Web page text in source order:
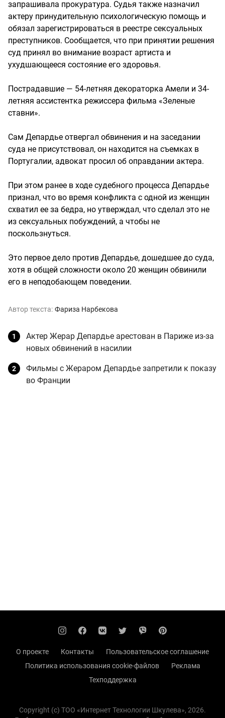
запрашивала прокуратура. Судья также назначил
актеру принудительную психологическую помощь и
обязал зарегистрироваться в реестре сексуальных
преступников. Сообщается, что при принятии решения
суд принял во внимание возраст артиста и
ухудшающееся состояние его здоровья.
Пострадавшие — 54-летняя декораторка Амели и 34-
летняя ассистентка режиссера фильма «Зеленые
ставни».
Сам Депардье отвергал обвинения и на заседании
суда не присутствовал, он находится на съемках в
Португалии, адвокат просил об оправдании актера.
При этом ранее в ходе судебного процесса Депардье
признал, что во время конфликта с одной из женщин
схватил ее за бедра, но утверждал, что сделал это не
из сексуальных побуждений, а чтобы не
поскользнуться.
Это первое дело против Депардье, дошедшее до суда,
хотя в общей сложности около 20 женщин обвинили
его в неподобающем поведении.
Автор текста: Фариза Нарбекова
Актер Жерар Депардье арестован в Париже из-за
новых обвинений в насилии
Фильмы с Жераром Депардье запретили к показу
во Франции
О проекте Контакты
Пользовательское соглашение
Политика использования cookie-файлов
Реклама
Техподдержка
Copyright (с) TOO «Интернет Технологии Шкулева», 2026.